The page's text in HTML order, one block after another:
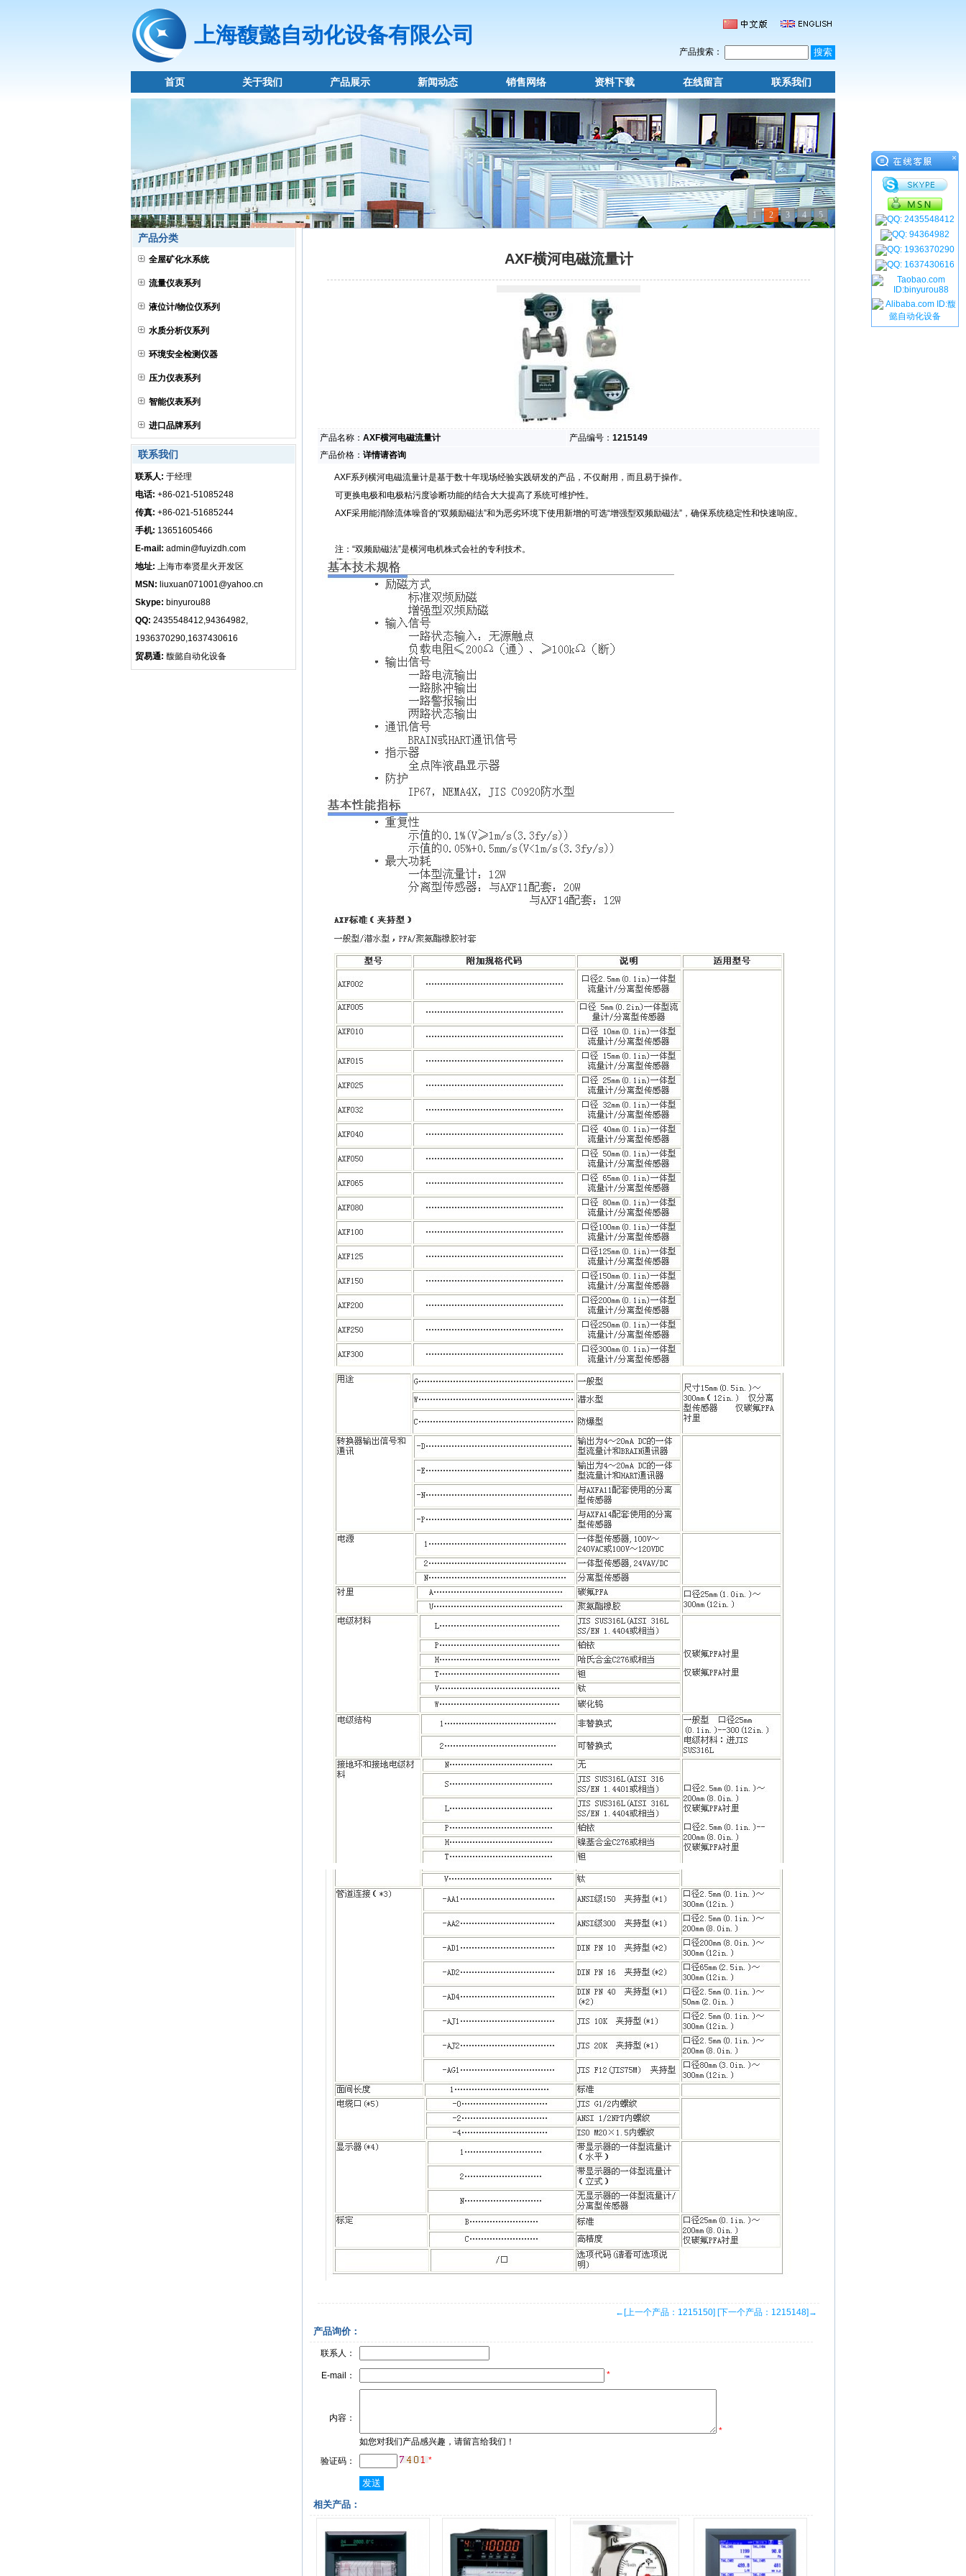
上海馥懿自动化设备有限公司
产品搜索：
首页 关于我们 产品展示 新闻动态 销售网络 资料下载 在线留言 联系我们
1 2 3 4 5
产品分类
全屋矿化水系统
流量仪表系列
液位计/物位仪系列
水质分析仪系列
环境安全检测仪器
压力仪表系列
智能仪表系列
进口品牌系列
联系我们
联系人: 于经理
电话: +86-021-51085248
传真: +86-021-51685244
手机: 13651605466
E-mail: admin@fuyizdh.com
地址: 上海市奉贤星火开发区
MSN: liuxuan071001@yahoo.cn
Skype: binyurou88
QQ: 2435548412,94364982,
1936370290,1637430616
贸易通: 馥懿自动化设备
AXF横河电磁流量计
产品名称： AXF横河电磁流量计 产品编号： 1215149
产品价格： 详情请咨询
AXF系列横河电磁流量计是基于数十年现场经验实践研发的产品，不仅耐用，而且易于操作。
可更换电极和电极粘污度诊断功能的结合大大提高了系统可维护性。
AXF采用能消除流体噪音的“双频励磁法”和为恶劣环境下使用新增的可选“增强型双频励磁法”，确保系统稳定性和快速响应。
注：“双频励磁法”是横河电机株式会社的专利技术。
←[上一个产品：1215150] [下一个产品：1215148]→
产品询价：
联系人：
E-mail： *
内容：
*
如您对我们产品感兴趣，请留言给我们！
验证码：
*
相关产品：
×